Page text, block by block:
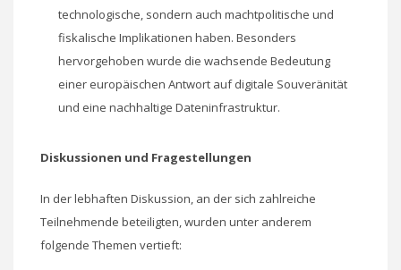
technologische, sondern auch machtpolitische und
fiskalische Implikationen haben. Besonders
hervorgehoben wurde die wachsende Bedeutung
einer europäischen Antwort auf digitale Souveränität
und eine nachhaltige Dateninfrastruktur.
Diskussionen und Fragestellungen
In der lebhaften Diskussion, an der sich zahlreiche
Teilnehmende beteiligten, wurden unter anderem
folgende Themen vertieft: